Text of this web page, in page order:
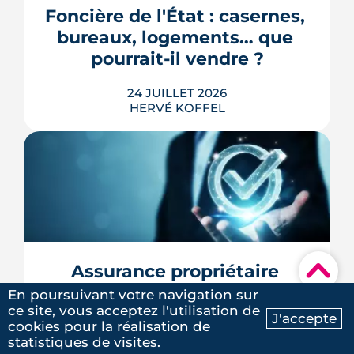
Ma recherche Contactez-nous
▾
redessinera tout un pan du quartier
Jeanne-d'Arc jusqu'en 2030.
LIRE L'ARTICLE
Foncière de l'État : casernes,
bureaux, logements… que
pourrait-il vendre ?
24 JUILLET 2026
HERVÉ KOFFEL
Le Parlement a adopté le 21 juillet 2026
la création d'une foncière chargée de
gérer une partie des bâtiments publics,
mais le Conseil constitutionnel doit
bureaux et logements de fonction
pourraient à terme changer de mains,
sans que la liste ni le calendrier s...
LIRE L'ARTICLE
Assurance propriétaire
bailleur : quelles garanties
choisir pour louer ?
21 JUILLET 2026
En poursuivant votre navigation sur
ce site, vous acceptez l'utilisation de
cookies pour la réalisation de
statistiques de visites.
J'accepte